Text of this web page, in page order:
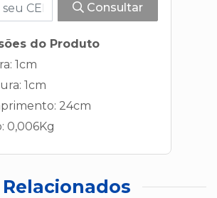
Consultar
do Produto
1cm
1cm
24cm
0,006Kg